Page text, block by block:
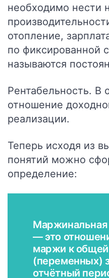
необходимо нести
отопление,
по фиксированной
называются
Рентабельность. В
отношение
реализации.
Теперь исходя из
понятий можно
определение:
Маржинальная
— это
маржи к
(переменных)
отчётный